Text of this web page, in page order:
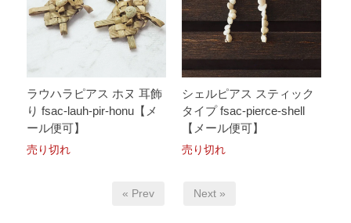
ラウハラピアス ホヌ 耳飾
り fsac-lauh-pir-honu【メ
ール便可】
売り切れ
シェルピアス スティック
タイプ fsac-pierce-shell
【メール便可】
売り切れ
« Prev Next »